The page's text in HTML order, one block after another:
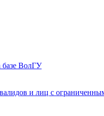
базе ВолГУ
и лиц с